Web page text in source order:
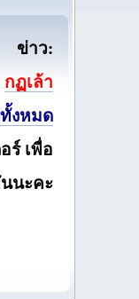
ข่าว:
กฏเล้า
งหมด
ร์ เพื่อ
นะคะ